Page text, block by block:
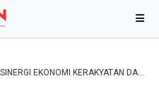
PEMBERDAYAAN UMKM, KOPERASI, BUMDES UNTUK DUKUNG PROGRAM MBG PASCA BENCANA